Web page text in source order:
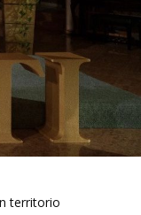
territorio